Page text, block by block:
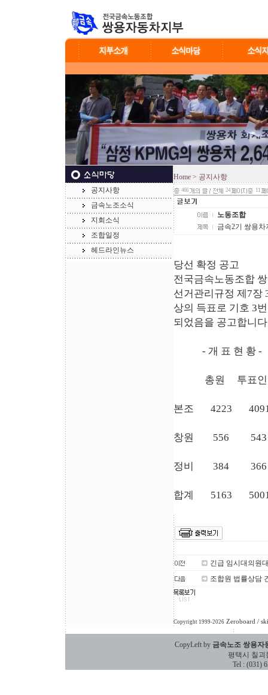
공지사항
금속노조소식
지회소식
조합일정
헤드라인뉴스
Home > 공지사항
466 24 11
노동조합
금속2기 쌍용
당선 확정 공고
전국금속노동조합
선거관리규정 제7장
상의 득표로 기호 3
되었음을 공고합니
- 개 표 현 황 -
총원 투표인
본조 4223
창원 556
정비 384
합계 5163
긴급 임시대의원
조합원 법률상담
Copyright 1999-2026 Zeroboard /
CopyLeft by 금속노조 쌍용자
평택시 칠괴동
Tel : (031)